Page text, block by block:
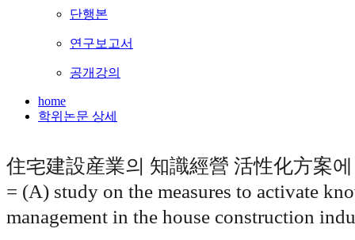
단행본
연구보고서
공개강의
home
학위논문 상세
住宅建設産業의 知識經營 活性化方案
= (A) study on the measures to activate
management in the house construction